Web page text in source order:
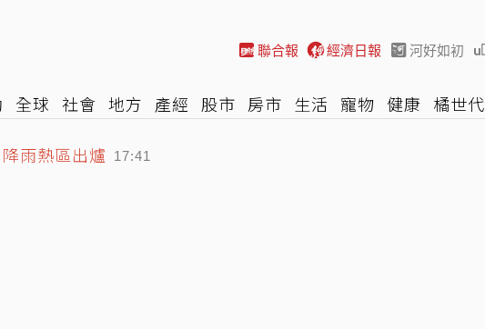
聯合報 經濟日報 河好如初
全球 社會 地方 產經 股市 房市 生活 寵物 健康 橘世代
雨熱區出爐
」潤腸 全機乘客瘋搶廁所